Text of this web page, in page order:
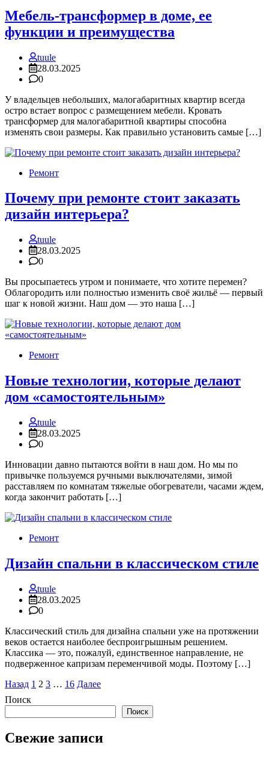
Мебель-трансформер в доме, ее
функции и преимущества
tuule
28.03.2025
0
У владельцев небольших, малогабаритных квартир всегда
остро встает вопрос с размещением мебели. Кровать
трансформер для малогабаритной квартиры способна
изменять свои размеры. Как правильно установить самые […]
Ремонт
Почему при ремонте стоит заказать
дизайн интерьера?
tuule
28.03.2025
0
Вы просыпаетесь утром и понимаете, что хотите перемен?
Облагородить или полностью изменить своё жильё — первый
шаг к новой жизни. Наш дом — это наша […]
Ремонт
Новые технологии, которые делают
дом «самостоятельным»
tuule
28.03.2025
0
Инновации давно пытаются войти в наш дом. Но мы по
привычке пользуемся ручными выключателями, зимой
расставляем по комнатам тяжелые обогреватели, часами ждем,
когда закончит работать […]
Ремонт
Дизайн спальни в классическом стиле
tuule
28.03.2025
0
Классический стиль для дизайна спальни уже на протяжении
веков остается наиболее беспроигрышным решением.
Классика — это, пожалуй, единственное направление, не
подверженное капризам переменчивой моды. Поэтому […]
Пагинация
записей
Назад 1 2 3 … 16 Далее
Поиск
Поиск
Свежие записи